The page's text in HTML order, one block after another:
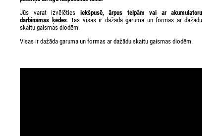
Jūs varat izvēlēties iekšpusē, ārpus telpām vai ar akumulatoru
darbināmas ķēdes. Tās visas ir dažāda garuma un formas ar dažādu
skaitu gaismas diodēm.
Visas ir dažāda garuma un formas ar dažādu skaitu gaismas diodēm.